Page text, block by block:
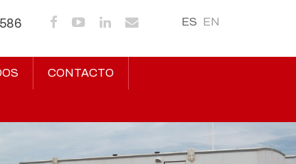
ES EN
CONTACTO